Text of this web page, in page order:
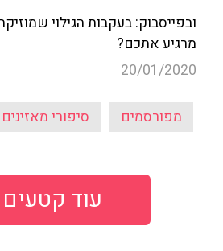
ובפייסבוק: בעקבות הגילוי
מרגיע אתכם?
20/01/2020
מפורסמים סיפורי מאזינים
עוד קטעים